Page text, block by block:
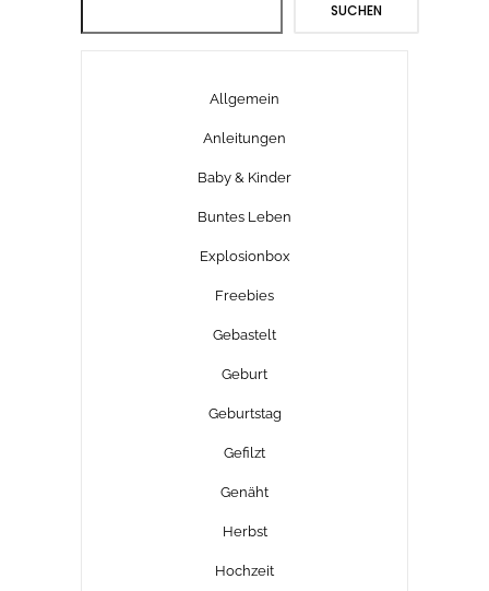
SUCHEN
Allgemein
Anleitungen
Baby & Kinder
Buntes Leben
Explosionbox
Freebies
Gebastelt
Geburt
Geburtstag
Gefilzt
Genäht
Herbst
Hochzeit